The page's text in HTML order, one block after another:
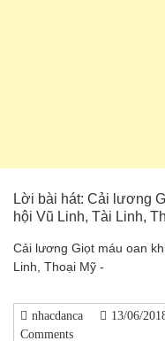
Lời bài hát: Cải lương
hội Vũ Linh, Tài Linh,
Cải lương Giọt máu oan
Linh, Thoại Mỹ -
nhacdanca 13/06/
Comments